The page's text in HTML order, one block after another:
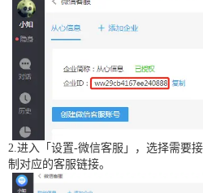
2.进入「设置-微信客服」，选择需要
制对应的客服链接。